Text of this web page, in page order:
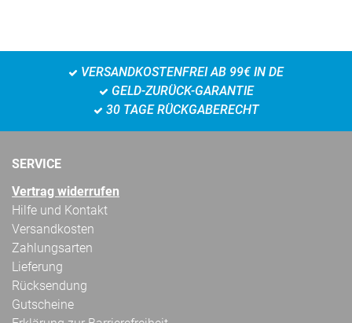
VERSANDKOSTENFREI AB 99€ IN DE
GELD-ZURÜCK-GARANTIE
30 TAGE RÜCKGABERECHT
SERVICE
Vertrag widerrufen
Hilfe und Kontakt
Versandkosten
Zahlungsarten
Lieferung
Rücksendung
Gutscheine